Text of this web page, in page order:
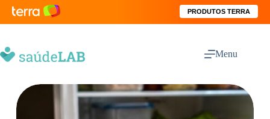
PRODUTOS TERRA
Menu